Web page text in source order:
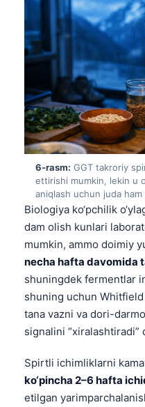
6-rasm: GGT takroriy
ettirishi mumkin, lekin u
aniqlash uchun juda ham
Biologiya ko‘pchilik
dam olish kunlari
mumkin, ammo doimiy
necha hafta davomida
shuningdek fermentlar
shuning uchun
tana vazni va dori-
signalini “xiralashtiradi”
Spirtli ichimliklarni
ko‘pincha 2–6 hafta
etilganTürkçe
Română
فارسی
Български
Dansk
Nederlands
हिन्दी
Bahasa Indonesia
Հայերեն
Íslenska
Српски језик
Svenska
Bosanski
Azərbaycan dili
Eesti
日本語
Čeština